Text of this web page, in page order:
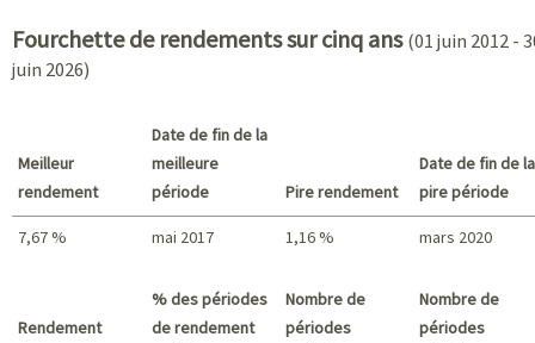
Fourchette de rendements sur cinq ans (01 juin 2012 -
juin 2026)
Meilleur
rendement
Date de fin de la
meilleure
période
Pire rendement
Date de fin de la
pire période
7,67 % mai 2017 1,16 % mars 2020
Rendement
% des périodes
de rendement
Nombre de
périodes
Nombre de
périodes